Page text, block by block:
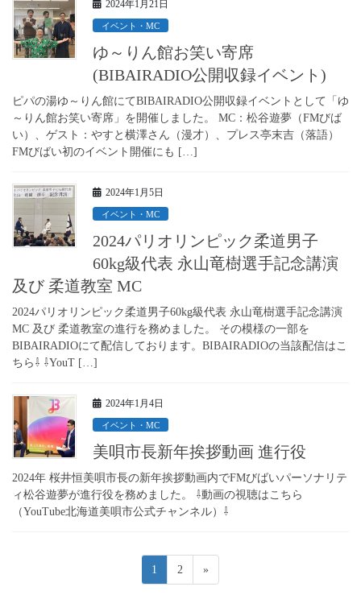
2024年1月21日
イベント・MC
ゆ～りん館お笑い寄席
(BIBAIRADIO公開収録イベント)
ピパの湯ゆ～りん館にてBIBAIRADIO公開収録イベントとして「ゆ
～りん館お笑い寄席」を開催しました。 MC：松谷遊夢（FMびば
い）、ゲスト：やすと横澤さん（漫才）、プレス亭末吉（落語）
FMびばい初のイベント開催にも […]
2024年1月5日
イベント・MC
2024パリオリンピック柔道男子
60kg級代表 永山竜樹選手記念講演
及び 柔道教室 MC
2024パリオリンピック柔道男子60kg級代表 永山竜樹選手記念講演
MC 及び 柔道教室の進行を務めました。 その模様の一部を
BIBAIRADIOにて配信しております。BIBAIRADIOの当該配信はこ
ちら⇩ ⇩YouT […]
2024年1月4日
イベント・MC
美唄市長新年挨拶動画 進行役
2024年 桜井恒美唄市長の新年挨拶動画内でFMびばいパーソナリテ
ィ松谷遊夢が進行役を務めました。 ⇩動画の視聴はこちら
（YouTube北海道美唄市公式チャンネル）⇩
固
定
1
固
定
2 »